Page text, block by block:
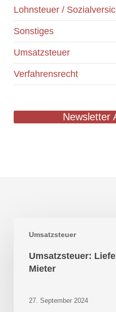
Lohnsteuer /
Sonstiges
Umsatzsteuer
Verfahrensrecht
Newsletter
Umsatzsteuer
Lieferung
Strom
Umsatzsteuer:
Mieter
27. September 2024